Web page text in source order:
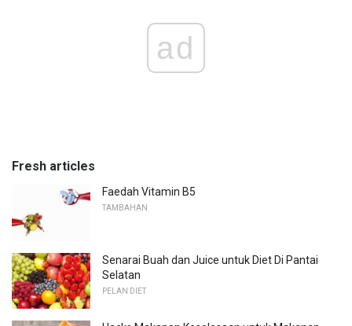
ad
Fresh articles
Faedah Vitamin B5
TAMBAHAN
Senarai Buah dan Juice untuk Diet Di Pantai
Selatan
PELAN DIET